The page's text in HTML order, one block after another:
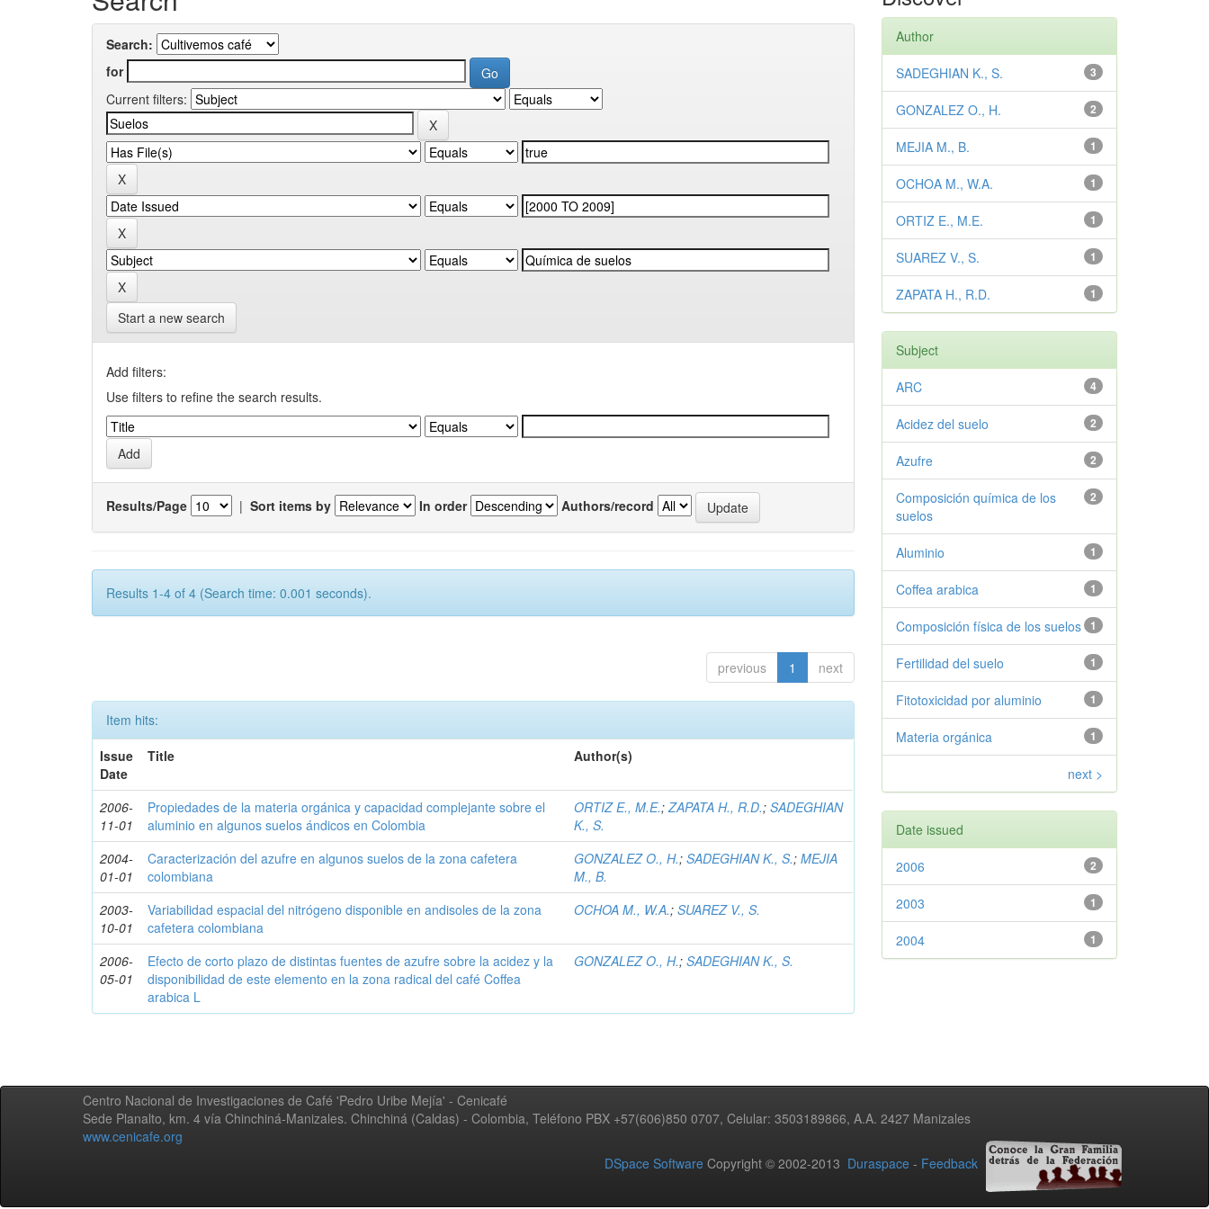
Search:
for
Current filters:
Start a new search
Add filters:
Use filters to refine the search results.
Results/Page | Sort items by In order Authors/record
Results 1-4 of 4 (Search time: 0.001 seconds).
previous 1 next
Item hits:
Issue
Date
Title Author(s)
2006-
11-01
Propiedades de la materia orgánica y capacidad complejante sobre el
aluminio en algunos suelos ándicos en Colombia
ORTIZ E., M.E.;ZAPATA H., R.D.;SADEGHIAN
K., S.
2004-
01-01
Caracterización del azufre en algunos suelos de la zona cafetera
colombiana
GONZALEZ O., H.;SADEGHIAN K., S.;MEJIA
M., B.
2003-
10-01
Variabilidad espacial del nitrógeno disponible en andisoles de la zona
cafetera colombiana
OCHOA M., W.A.;SUAREZ V., S.
2006-
05-01
Efecto de corto plazo de distintas fuentes de azufre sobre la acidez y la
disponibilidad de este elemento en la zona radical del café Coffea
arabica L
GONZALEZ O., H.;SADEGHIAN K., S.
Author
3
SADEGHIAN K., S.
2
GONZALEZ O., H.
1
MEJIA M., B.
1
OCHOA M., W.A.
1
ORTIZ E., M.E.
1
SUAREZ V., S.
1
ZAPATA H., R.D.
Subject
4
ARC
2
Acidez del suelo
2
Azufre
2
Composición química de los
suelos
1
Aluminio
1
Coffea arabica
1
Composición física de los suelos
1
Fertilidad del suelo
1
Fitotoxicidad por aluminio
1
Materia orgánica
next >
Date issued
2
2006
1
2003
1
2004
Centro Nacional de Investigaciones de Café 'Pedro Uribe Mejía' - Cenicafé
Sede Planalto, km. 4 vía Chinchiná-Manizales. Chinchiná (Caldas) - Colombia, Teléfono PBX +57(606)850 0707, Celular: 3503189866, A.A. 2427 Manizales
www.cenicafe.org
DSpace Software Copyright © 2002-2013 Duraspace - Feedback